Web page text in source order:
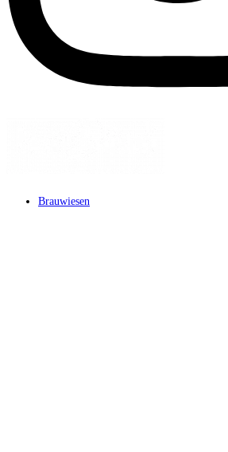
Brauwiesen